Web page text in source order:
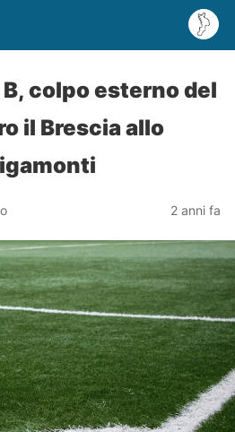
colpo esterno del
il Brescia allo
2 anni fa